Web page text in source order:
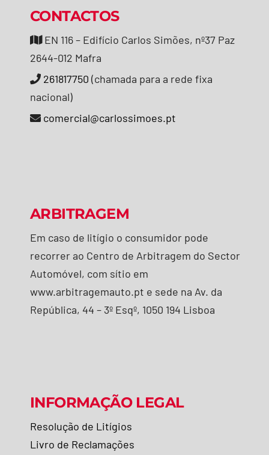
CONTACTOS
EN 116 – Edifício Carlos Simões, nº37 Paz
2644-012 Mafra
261817750 (chamada para a rede fixa
nacional)
comercial@carlossimoes.pt
ARBITRAGEM
Em caso de litígio o consumidor pode
recorrer ao Centro de Arbitragem do Sector
Automóvel, com sítio em
www.arbitragemauto.pt e sede na Av. da
República, 44 – 3º Esqº, 1050 194 Lisboa
INFORMAÇÃO LEGAL
Resolução de Litígios
Livro de Reclamações